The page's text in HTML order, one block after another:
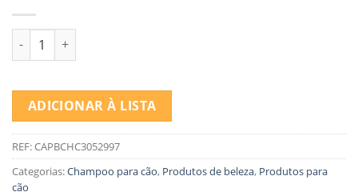
Quantidade de GILL'S CHAMPO CHA VERDE 200 ML
ADICIONAR À LISTA
REF:CAPBCHC3052997
Categorias:Champoo para cão, Produtos de beleza, Produtos para
cão